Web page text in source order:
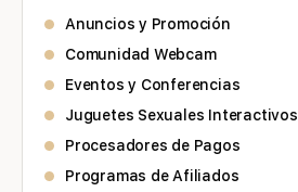
Anuncios y Promoción
Comunidad Webcam
Eventos y Conferencias
Juguetes Sexuales Interactivos
Procesadores de Pagos
Programas de Afiliados